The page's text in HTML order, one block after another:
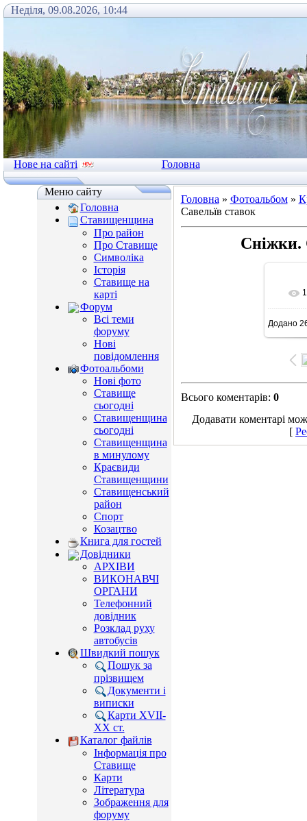
Неділя, 09.08.2026, 10:44
Нове на сайті Головна
Меню сайту
Головна
Ставищенщина
Про район
Про Ставище
Символіка
Історія
Ставище на
карті
Форум
Всі теми
форуму
Нові
повідомлення
Фотоальбоми
Нові фото
Ставище
сьогодні
Ставищенщина
сьогодні
Ставищенщина
в минулому
Краєвиди
Ставищенщини
Ставищенський
район
Спорт
Козацтво
Книга для гостей
Довідники
АРХІВИ
ВИКОНАВЧІ
ОРГАНИ
Телефонний
довідник
Розклад руху
автобусів
Швидкий пошук
Пошук за
прізвищем
Документи і
виписки
Карти XVII-
XX ст.
Каталог файлів
Інформація про
Ставище
Карти
Література
Зображення для
форуму
Головна » Фотоальбом»
Савельїв ставок
Сніжки.
Додано
Всього коментарів: 0
Додавати коментарі
[